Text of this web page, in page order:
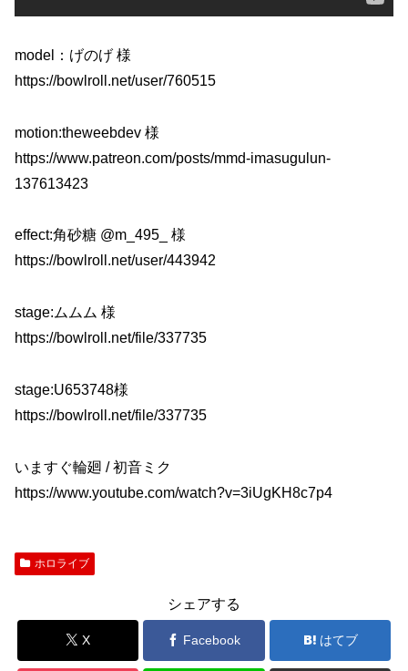
model：げのげ 様
https://bowlroll.net/user/760515
motion:theweebdev 様
https://www.patreon.com/posts/mmd-imasugulun-
137613423
effect:角砂糖 @m_495_ 様
https://bowlroll.net/user/443942
stage:ムムム 様
https://bowlroll.net/file/337735
stage:U653748様
https://bowlroll.net/file/337735
いますぐ輪廻 / 初音ミク
https://www.youtube.com/watch?v=3iUgKH8c7p4
ホロライブ
シェアする
X Facebook はてブ